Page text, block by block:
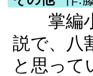
掌編小
説で、八
と思って